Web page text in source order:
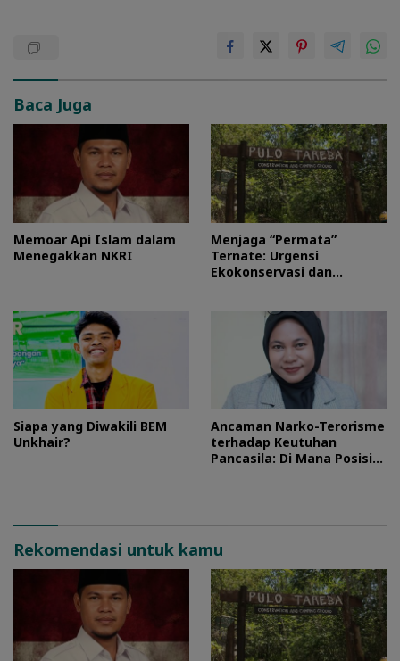
Baca Juga
Memoar Api Islam dalam
Menegakkan NKRI
Menjaga “Permata”
Ternate: Urgensi
Ekokonservasi dan
Siapa yang Diwakili BEM
Unkhair?
Ancaman Narko-Terorisme
terhadap Keutuhan
Pancasila: Di Mana Posisi
Rekomendasi untuk kamu